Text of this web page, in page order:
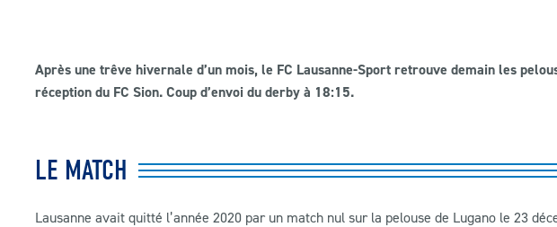
Après une trêve hivernale d’un mois, le FC Lausanne-Sport retrouve demain les
réception du FC Sion. Coup d’envoi du derby à 18:15.
LE MATCH
Lausanne avait quitté l’année 2020 par un match nul sur la pelouse de Lugano le 23